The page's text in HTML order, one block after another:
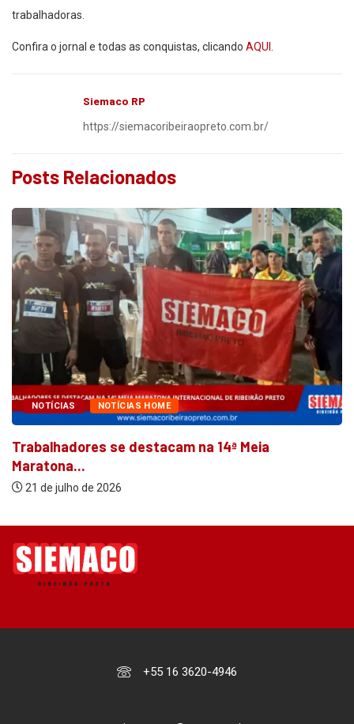
trabalhadoras.
Confira o jornal e todas as conquistas, clicando AQUI
Siemaco RP
https://siemacoribeiraopreto.com.br/
Posts Relacionados
NOTÍCIAS NOTÍCIAS HOME
Trabalhadores se destacam na 14ª Meia
Maratona...
21 de julho de 2026
+55 16 3620-4946